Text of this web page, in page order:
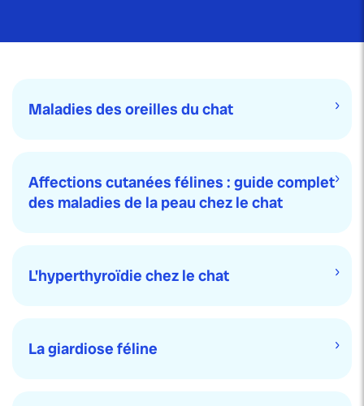
Maladies des oreilles du chat
Affections cutanées félines : guide complet
des maladies de la peau chez le chat
L'hyperthyroïdie chez le chat
La giardiose féline